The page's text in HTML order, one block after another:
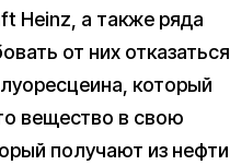
Heinz, а также ряда
от них отказаться
который
вещество в свою
получают из нефти